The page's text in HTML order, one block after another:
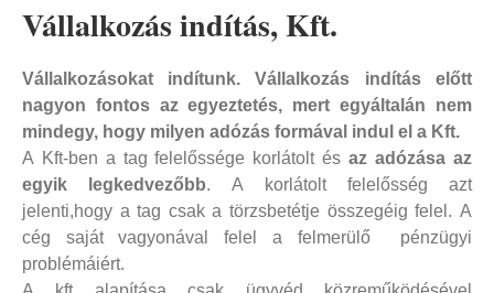
Vállalkozás indítás, Kft.
Vállalkozásokat indítunk. Vállalkozás indítás előtt
nagyon fontos az egyeztetés, mert egyáltalán nem
mindegy, hogy milyen adózás formával indul el a Kft.
A Kft-ben a tag felelőssége korlátolt és az adózása az
egyik legkedvezőbb. A korlátolt felelősség azt
jelenti,hogy a tag csak a törzsbetétje összegéig felel. A
cég saját vagyonával felel a felmerülő pénzügyi
problémáiért.